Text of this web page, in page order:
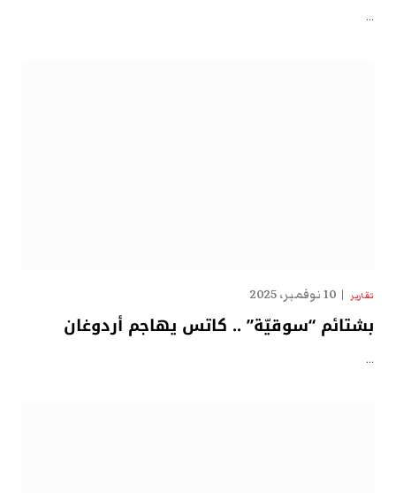
…
تقارير 10 نوفمبر، 2025
بشتائم “سوقيّة” .. كاتس يهاجم أردوغان
…